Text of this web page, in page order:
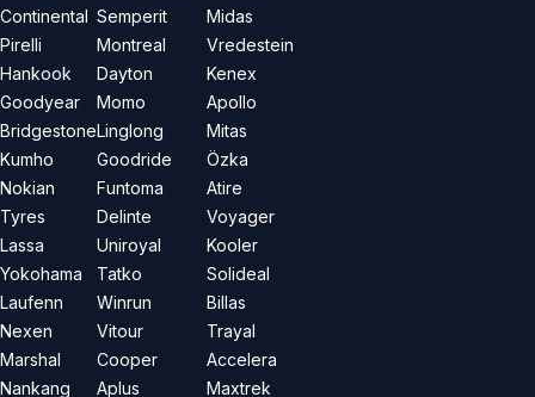
Continental
Pirelli
Hankook
Goodyear
Bridgestone
Kumho
Nokian
Tyres
Lassa
Yokohama
Laufenn
Nexen
Marshal
Nankang
Semperit
Montreal
Dayton
Momo
Linglong
Goodride
Funtoma
Delinte
Uniroyal
Tatko
Winrun
Vitour
Cooper
Aplus
Midas
Vredestein
Kenex
Apollo
Mitas
Özka
Atire
Voyager
Kooler
Solideal
Billas
Trayal
Accelera
Maxtrek